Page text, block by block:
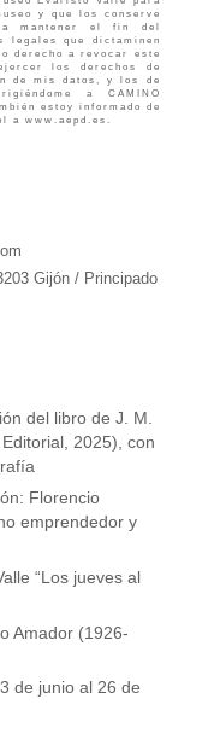
y que los conserve
mantener el fin del
legales que dictaminen
derecho a revocar este
los derechos de
de mis datos, y los de
a CAMINO
estoy informado de
a www.aepd.es.
Gijón / Principado
del libro de J. M.
2025), con
Florencio
emprendedor y
“Los jueves al
Amador (1926-
de junio al 26 de